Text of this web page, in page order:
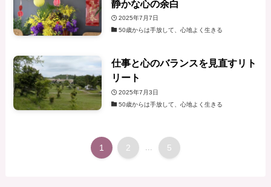
静かな心の余白
2025年7月7日
50歳からは手放して、心地よく生きる
仕事と心のバランスを見直すリト
リート
2025年7月3日
50歳からは手放して、心地よく生きる
1 2 5